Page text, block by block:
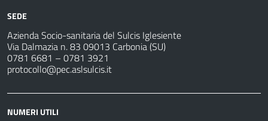
SEDE
Azienda Socio-sanitaria del Sulcis Iglesiente
Via Dalmazia n. 83 09013 Carbonia (SU)
0781 6681 – 0781 3921
protocollo@pec.aslsulcis.it
NUMERI UTILI